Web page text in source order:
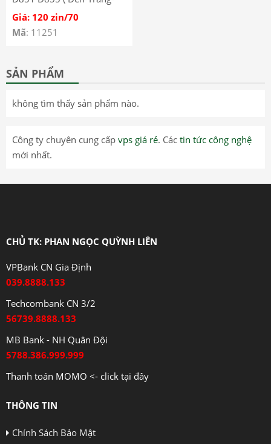
Vang-Xam)
Giá: 120 zin/70
Mã: 11251
SẢN PHẨM
không tìm thấy sản phẩm nào.
Công ty chuyên cung cấp vps giá rẻ. Các tin tức công nghệ
mới nhất.
CHỦ TK: PHAN NGỌC QUỲNH LIÊN
VPBank CN Gia Định
039.8888.133
Techcombank CN 3/2
56739.8888.133
MB Bank - NH Quân Đội
5788.386.999.999
Thanh toán MOMO <- click tại đây
THÔNG TIN
Chính Sách Bảo Mật